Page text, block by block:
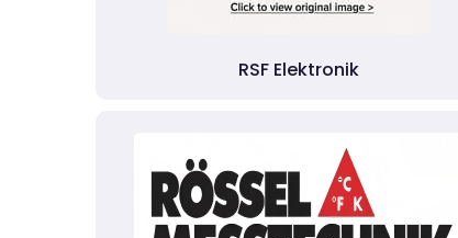
RSF Elektronik